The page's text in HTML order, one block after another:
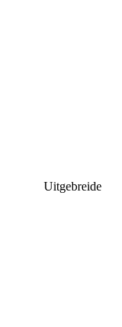
Uitgebreide